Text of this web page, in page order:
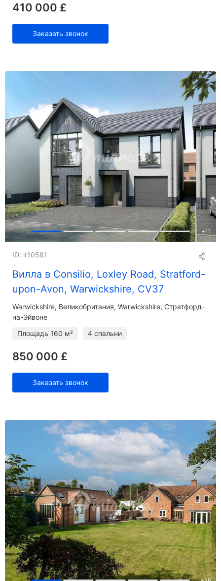
410 000 £
Заказать звонок
+11
Вилла в Consilio, Loxley Road, Stratford-
upon-Avon, Warwickshire, CV37
ID: ir10581
Warwickshire Великобритания, Warwickshire, Стратфорд-
на-Эйвоне
Площадь 160 м² 4 спальни
850 000 £
Заказать звонок